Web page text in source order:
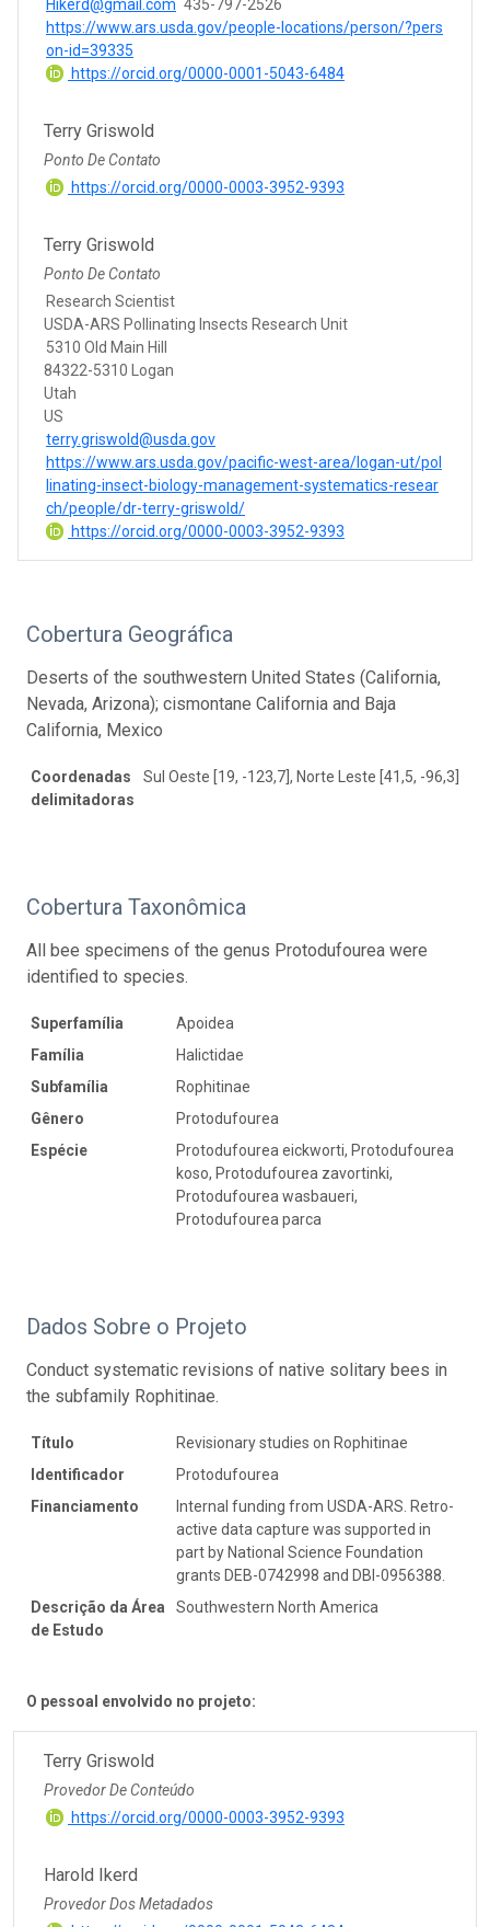
Hikerd@gmail.com 435-797-2526
https://www.ars.usda.gov/people-locations/person/?pers
on-id=39335
https://orcid.org/0000-0001-5043-6484
Terry Griswold
Ponto De Contato
https://orcid.org/0000-0003-3952-9393
Terry Griswold
Ponto De Contato
Research Scientist
USDA-ARS Pollinating Insects Research Unit
5310 Old Main Hill
84322-5310 Logan
Utah
US
terry.griswold@usda.gov
https://www.ars.usda.gov/pacific-west-area/logan-ut/pol
linating-insect-biology-management-systematics-resear
ch/people/dr-terry-griswold/
https://orcid.org/0000-0003-3952-9393
Cobertura Geográfica
Deserts of the southwestern United States (California,
Nevada, Arizona); cismontane California and Baja
California, Mexico
Coordenadas
delimitadoras
Sul Oeste [19, -123,7], Norte Leste [41,5, -96,3]
Cobertura Taxonômica
All bee specimens of the genus Protodufourea were
identified to species.
Superfamília
Apoidea
Família
Halictidae
Subfamília
Rophitinae
Gênero
Protodufourea
Espécie
Protodufourea eickworti, Protodufourea
koso, Protodufourea zavortinki,
Protodufourea wasbaueri,
Protodufourea parca
Dados Sobre o Projeto
Conduct systematic revisions of native solitary bees in
the subfamily Rophitinae.
Título
Revisionary studies on Rophitinae
Identificador
Protodufourea
Financiamento
Internal funding from USDA-ARS. Retro-
active data capture was supported in
part by National Science Foundation
grants DEB-0742998 and DBI-0956388.
Descrição da Área
de Estudo
Southwestern North America
O pessoal envolvido no projeto:
Terry Griswold
Provedor De Conteúdo
https://orcid.org/0000-0003-3952-9393
Harold Ikerd
Provedor Dos Metadados